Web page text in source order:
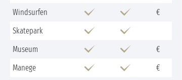
Windsurfen
€
Skatepark
Museum
€
Manege
€